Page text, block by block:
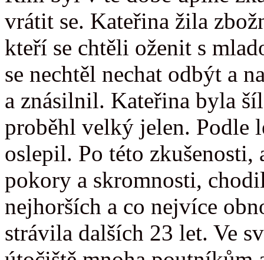
vrátit se. Kateřina žila
kteří se chtěli oženit s
se nechtěl nechat odbýt a
a znásilnil. Kateřina byla
proběhl velký jelen. Podle
oslepil. Po této zkušenosti,
pokory a skromnosti,
nejhorších a co nejvíce
strávila dalších 23 let. Ve